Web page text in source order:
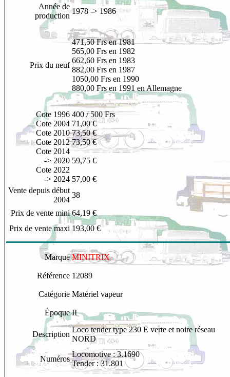
Année de
production
1978 -> 1986
Prix du neuf
471,50 Frs en 1981
565,00 Frs en 1982
662,60 Frs en 1983
882,00 Frs en 1987
1050,00 Frs en 1990
880,00 Frs en 1991 en Allemagne
Cote 1996
Cote 2004
Cote 2010
Cote 2012
Cote 2014
-> 2020
Cote 2022
-> 2024
400 / 500 Frs
71,00 €
73,50 €
73,50 €
59,75 €
57,00 €
Vente depuis début
2004
38
Prix de vente mini 64,19 €
Prix de vente maxi 193,00 €
Marque MINITRIX
Référence 12089
Catégorie Matériel vapeur
Époque II
Description
Loco tender type 230 E verte et noire réseau
NORD
Numéros
Locomotive : 3.1690
Tender : 31.801